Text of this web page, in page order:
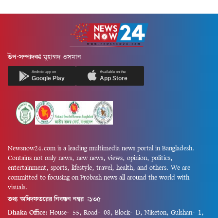
উপ-সম্পাদকঃ মুহাম্মদ ওসমান
Android app on
Google Play
Available on the
App Store
Newsnow24.com is a leading multimedia news portal in Bangladesh.
Contains not only news, new news, views, opinion, politics,
entertainment, sports, lifestyle, travel, health, and others. We are
committed to focusing on Probash news all around the world with
visuals.
তথ্য অধিদফতরের নিবন্ধন নম্বর :১৩৫
Dhaka Office: House-55, Road-08, Block-D, Niketon, Gulshan-1,